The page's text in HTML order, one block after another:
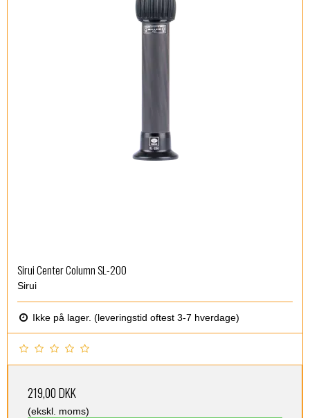
Sirui Center Column SL-200
Sirui
Ikke på lager. (leveringstid oftest 3-7 hverdage)
219,00 DKK
(ekskl. moms)